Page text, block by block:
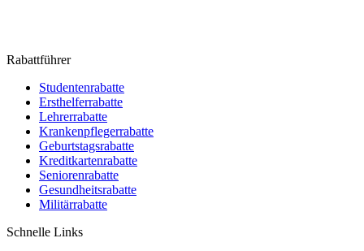
Rabattführer
Studentenrabatte
Ersthelferrabatte
Lehrerrabatte
Krankenpflegerrabatte
Geburtstagsrabatte
Kreditkartenrabatte
Seniorenrabatte
Gesundheitsrabatte
Militärrabatte
Schnelle Links